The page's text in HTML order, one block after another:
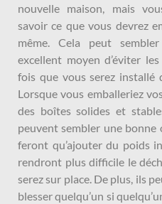
nouvelle maison, mais
savoir ce que vous devrez
même. Cela peut
excellent moyen d’éviter
fois que vous serez installé
Lorsque vous emballeriez
des boîtes solides et
peuvent sembler une
feront qu’ajouter du poids
rendront plus difficile le
serez sur place. De plus, ils
blesser quelqu’un si